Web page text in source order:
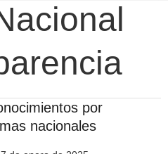
por
nacionales